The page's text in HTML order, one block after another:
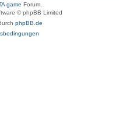
game Forum.
© phpBB Limited
phpBB.de